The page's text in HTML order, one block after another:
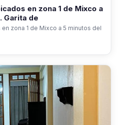
en zona 1 de Mixco a
Garita de
zona 1 de Mixco a 5 minutos del